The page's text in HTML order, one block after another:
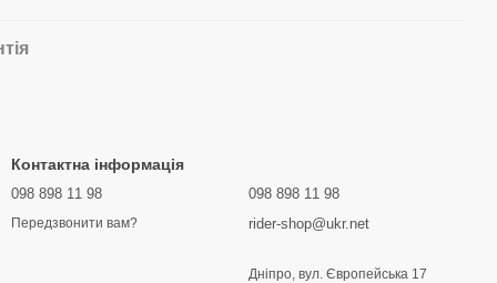
Контактна інформація
098 898 11 98
Передзвонити вам?
098 898 11 98
rider-shop@ukr.net
Дніпро, вул. Європейська 17